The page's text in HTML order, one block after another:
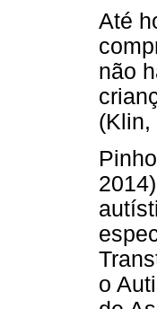
Até
não
(Klin,
o